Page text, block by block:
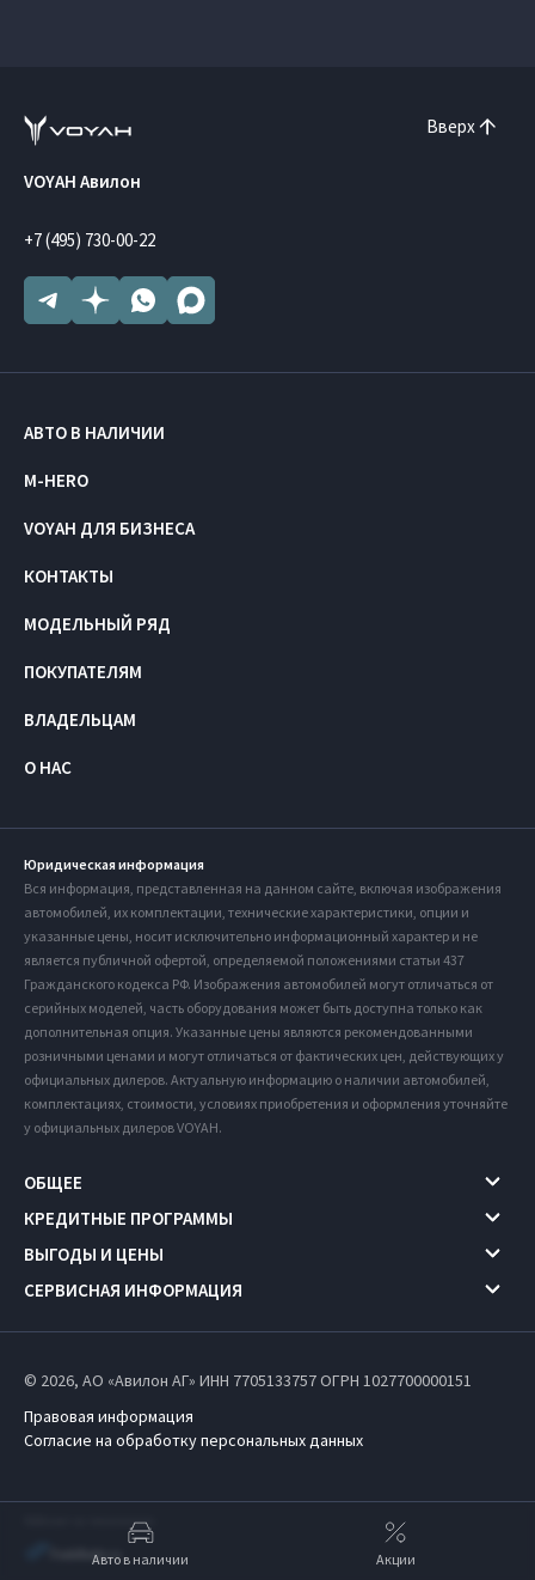
Вверх
VOYAH Авилон
+7 (495) 730-00-22
АВТО В НАЛИЧИИ
M-HERO
VOYAH ДЛЯ БИЗНЕСА
КОНТАКТЫ
МОДЕЛЬНЫЙ РЯД
ПОКУПАТЕЛЯМ
ВЛАДЕЛЬЦАМ
О НАС
Юридическая информация
Вся информация, представленная на данном сайте, включая изображения
автомобилей, их комплектации, технические характеристики, опции и
указанные цены, носит исключительно информационный характер и не
является публичной офертой, определяемой положениями статьи 437
Гражданского кодекса РФ. Изображения автомобилей могут отличаться от
серийных моделей, часть оборудования может быть доступна только как
дополнительная опция. Указанные цены являются рекомендованными
розничными ценами и могут отличаться от фактических цен, действующих у
официальных дилеров. Актуальную информацию о наличии автомобилей,
комплектациях, стоимости, условиях приобретения и оформления уточняйте
у официальных дилеров VOYAH.
ОБЩЕЕ
КРЕДИТНЫЕ ПРОГРАММЫ
ВЫГОДЫ И ЦЕНЫ
СЕРВИСНАЯ ИНФОРМАЦИЯ
© 2026, АО «Авилон АГ» ИНН 7705133757ОГРН 1027700000151
Правовая информация
Согласие на обработку персональных данных
Работает на технологиях
Авто в наличии Акции